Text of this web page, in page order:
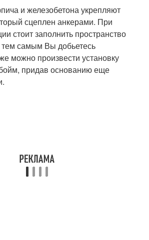
и железобетона укрепляют
сцеплен анкерами. При
стоит заполнить пространство
самым Вы добьетесь
можно произвести установку
придав основанию еще